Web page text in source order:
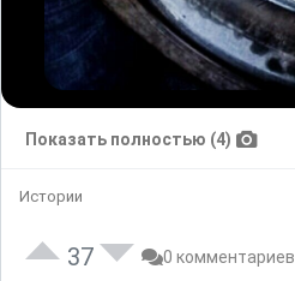
Показать полностью (4)
Истории
37 0 комментариев